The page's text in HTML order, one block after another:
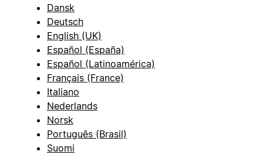
Dansk
Deutsch
English (UK)
Español (España)
Español (Latinoamérica)
Français (France)
Italiano
Nederlands
Norsk
Português (Brasil)
Suomi